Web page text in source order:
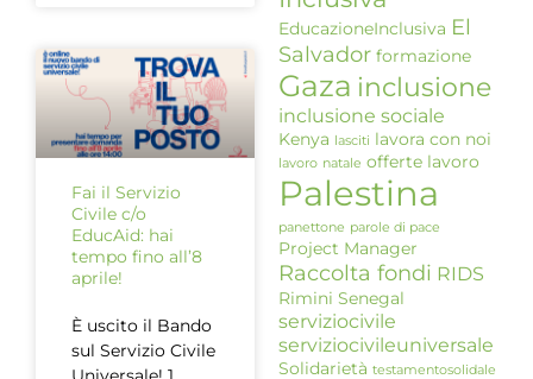
Fai il Servizio
Civile c/o
EducAid: hai
tempo fino all’8
aprile!
È uscito il Bando
sul Servizio Civile
EducazioneInclusiva El
Salvador formazione
Gaza inclusione
inclusione sociale
Kenya lasciti lavora con noi
lavoro natale offerte lavoro
Palestina
panettone parole di pace
Project Manager
Raccolta fondi RIDS
Rimini Senegal
serviziocivile
serviziocivileuniversale
Solidarietà testamentosolidale